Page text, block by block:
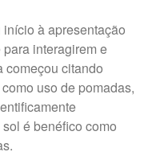
à apresentação
interagirem e
começou citando
uso de pomadas,
é benéfico como